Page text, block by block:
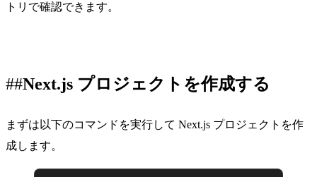
トリで確認できます。
Next.js プロジェクトを作成する
まずは以下のコマンドを実行して Next.js プロジェクトを作
成します。